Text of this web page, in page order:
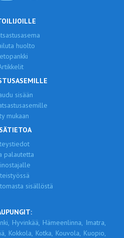
huolto
sisään
mukaan
palautetta
sisällöstä
Hyvinkää, Hämeenlinna, Imatra,
Kokkola, Kotka, Kouvola, Kuopio,